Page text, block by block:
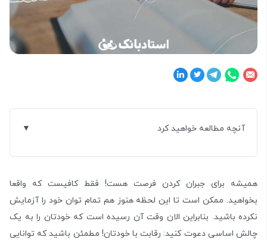
آنچه مطالعه خواهید کرد
همیشه برای جبران کردن فرصت‌ هست! فقط کافیست که واقعا
بخواهید. ممکن است تا این لحظه هنوز هم تمام توان خود را آزمایش
نکرده باشید. بنابراین الان وقت آن رسیده است که خودتان را به یک
چالش اساسی دعوت کنید: رقابت با خودتان! مطمئن باشید که توانایی